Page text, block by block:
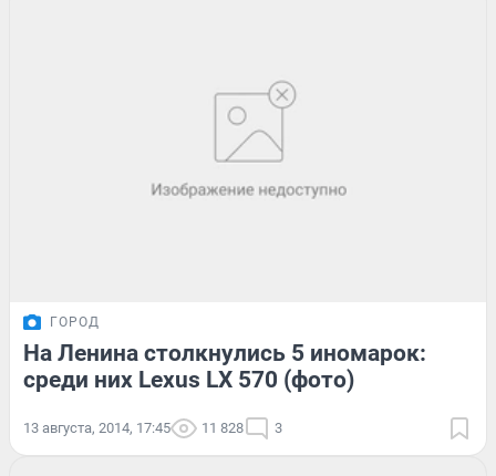
ГОРОД
На Ленина столкнулись 5 иномарок:
среди них Lexus LX 570 (фото)
13 августа, 2014, 17:45 11 828 3